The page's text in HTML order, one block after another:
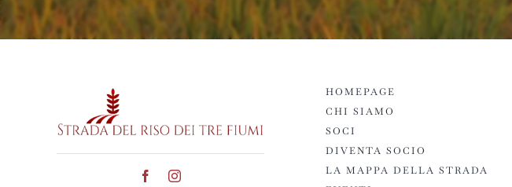
HOMEPAGE
CHI SIAMO
SOCI
DIVENTA SOCIO
LA MAPPA DELLA STRADA